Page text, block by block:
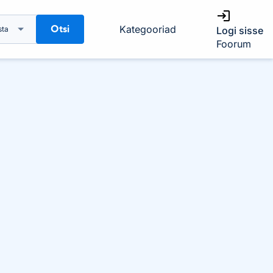
Otsi Kategooriad
Logi sisse
Foorum